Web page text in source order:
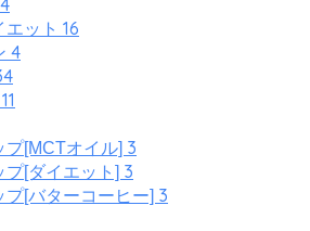
エット 16
4
11
プ[MCTオイル] 3
プ[ダイエット] 3
プ[バターコーヒー] 3